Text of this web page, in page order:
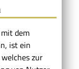
dem
ist ein
zur